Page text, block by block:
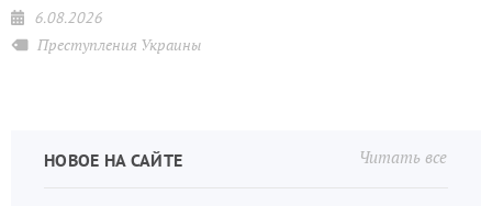
6.08.2026
Преступления Украины
Читать все
НОВОЕ НА САЙТЕ